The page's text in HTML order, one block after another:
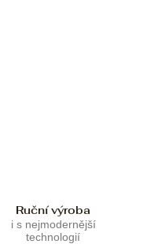
Ruční výroba
i s nejmodernější
technologií